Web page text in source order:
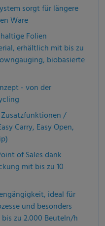
sorgt für längere
Ware
Folien
erhältlich mit bis zu
biobasierte
- von der
/
Carry, Easy Open,
of Sales dank
mit bis zu 10
ideal für
und besonders
zu 2.000 Beuteln/h